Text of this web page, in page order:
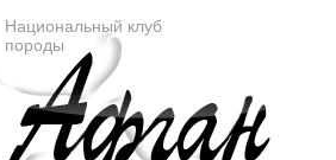
Национальный клуб
породы